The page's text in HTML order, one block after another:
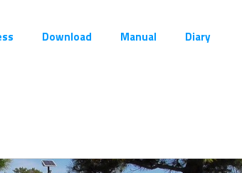
Download Manual
Diary